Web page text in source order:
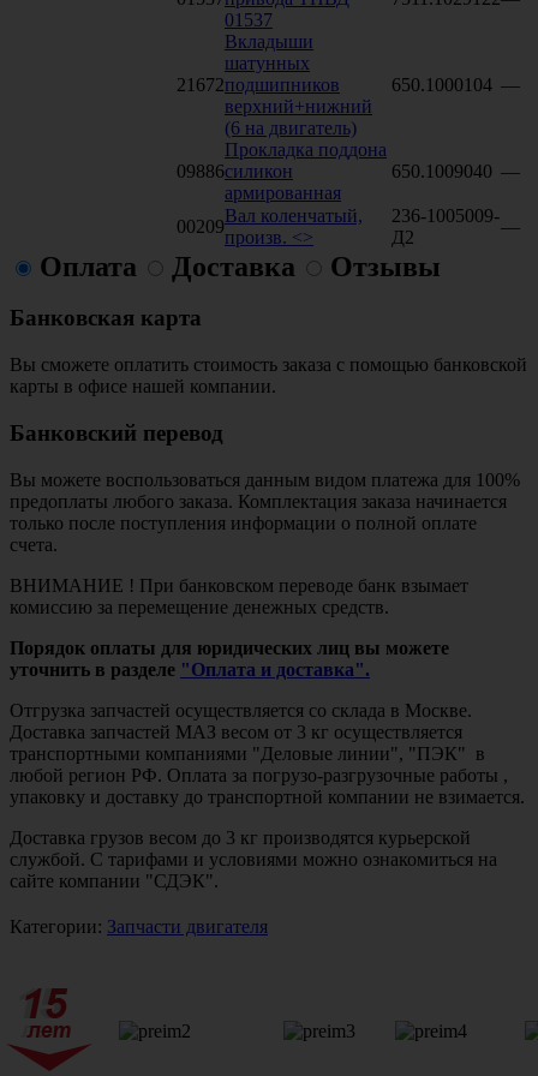
01537
21672
Вкладыши
шатунных
подшипников
верхний+нижний
(6 на двигатель)
650.1000104 —
09886
Прокладка поддона
силикон
армированная
650.1009040 —
00209
Вал коленчатый,
произв. <>
236-1005009-
Д2
—
Оплата Доставка Отзывы
Банковская карта
Вы сможете оплатить стоимость заказа с помощью банковской
карты в офисе нашей компании.
Банковский перевод
Вы можете воспользоваться данным видом платежа для 100%
предоплаты любого заказа. Комплектация заказа начинается
только после поступления информации о полной оплате
счета.
ВНИМАНИЕ ! При банковском переводе банк взымает
комиссию за перемещение денежных средств.
Порядок оплаты для юридических лиц вы можете
уточнить в разделе "Оплата и доставка".
Отгрузка запчастей осуществляется со склада в Москве.
Доставка запчастей МАЗ весом от 3 кг осуществляется
транспортными компаниями "Деловые линии", "ПЭК" в
любой регион РФ. Оплата за погрузо-разгрузочные работы ,
упаковку и доставку до транспортной компании не взимается.
Доставка грузов весом до 3 кг производятся курьерской
службой. С тарифами и условиями можно ознакомиться на
сайте компании "СДЭК".
Категории: Запчасти двигателя